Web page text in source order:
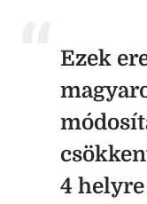
Ezek
4